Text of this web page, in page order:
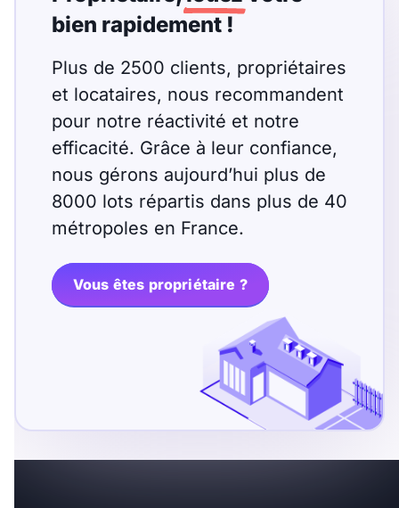
bien rapidement !
Plus de 2500 clients, propriétaires
et locataires, nous recommandent
pour notre réactivité et notre
efficacité. Grâce à leur confiance,
nous gérons aujourd’hui plus de
8000 lots répartis dans plus de 40
métropoles en France.
Vous êtes propriétaire ?